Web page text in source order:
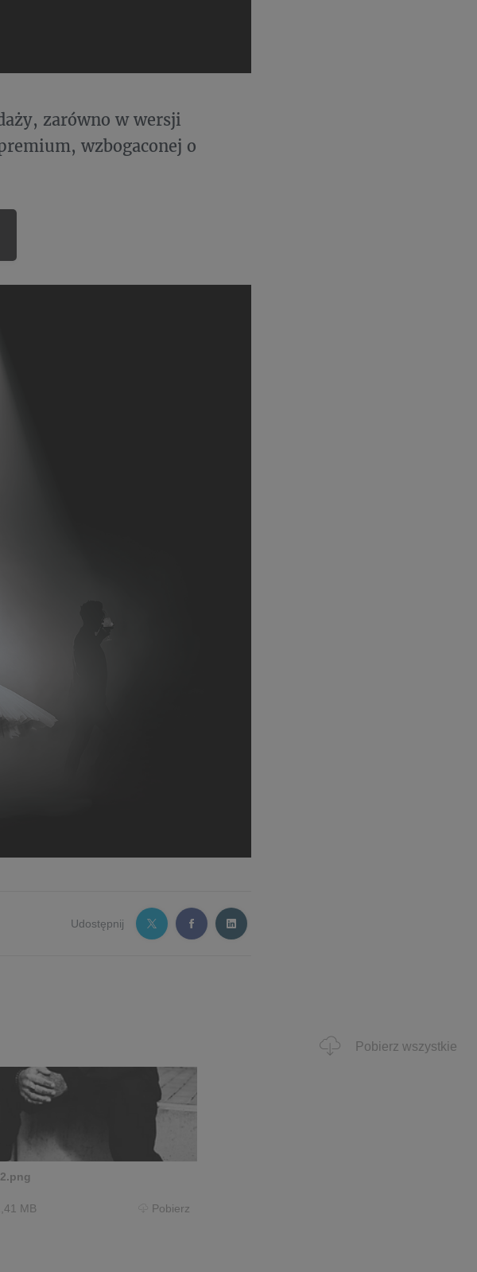
zarówno w wersji
wzbogaconej o
Udostępnij
Pobierz wszystkie
MB Pobierz